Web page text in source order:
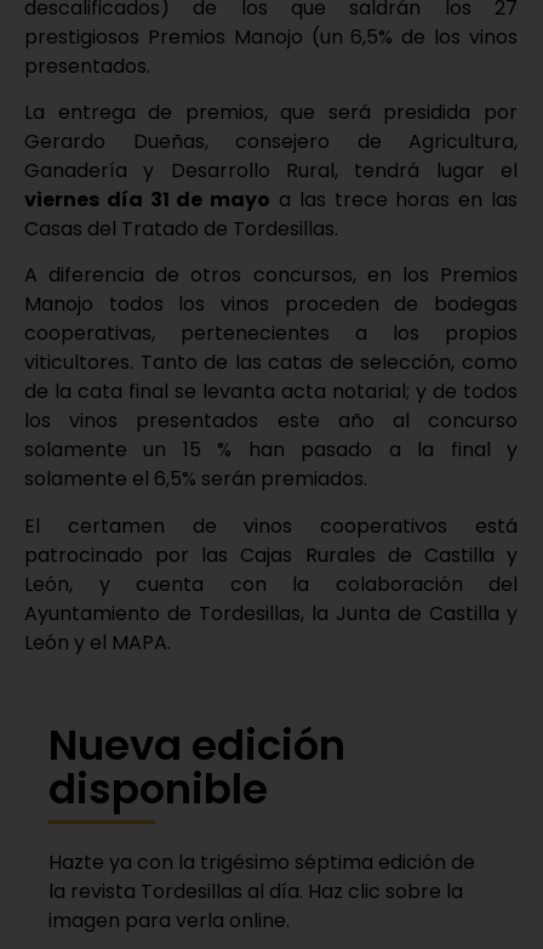
descalificados) de los que saldrán los 27
prestigiosos Premios Manojo (un 6,5% de los vinos
presentados.
La entrega de premios, que será presidida por
Gerardo Dueñas, consejero de Agricultura,
Ganadería y Desarrollo Rural, tendrá lugar el
viernes día 31 de mayo a las trece horas en las
Casas del Tratado de Tordesillas.
A diferencia de otros concursos, en los Premios
Manojo todos los vinos proceden de bodegas
cooperativas, pertenecientes a los propios
viticultores. Tanto de las catas de selección, como
de la cata final se levanta acta notarial; y de todos
los vinos presentados este año al concurso
solamente un 15 % han pasado a la final y
solamente el 6,5% serán premiados.
El certamen de vinos cooperativos está
patrocinado por las Cajas Rurales de Castilla y
León, y cuenta con la colaboración del
Ayuntamiento de Tordesillas, la Junta de Castilla y
León y el MAPA.
Nueva edición
disponible
Hazte ya con la trigésimo séptima edición de
la revista Tordesillas al día. Haz clic sobre la
imagen para verla online.